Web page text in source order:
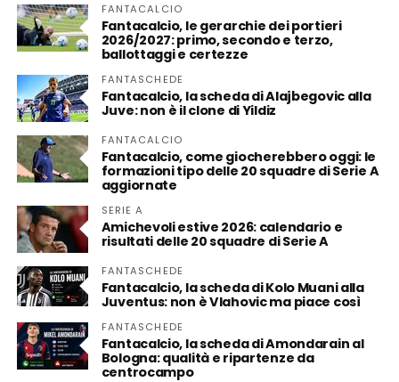
FANTACALCIO
Fantacalcio, le gerarchie dei portieri
2026/2027: primo, secondo e terzo,
ballottaggi e certezze
FANTASCHEDE
Fantacalcio, la scheda di Alajbegovic alla
Juve: non è il clone di Yildiz
FANTACALCIO
Fantacalcio, come giocherebbero oggi: le
formazioni tipo delle 20 squadre di Serie A
aggiornate
SERIE A
Amichevoli estive 2026: calendario e
risultati delle 20 squadre di Serie A
FANTASCHEDE
Fantacalcio, la scheda di Kolo Muani alla
Juventus: non è Vlahovic ma piace così
FANTASCHEDE
Fantacalcio, la scheda di Amondarain al
Bologna: qualità e ripartenze da
centrocampo